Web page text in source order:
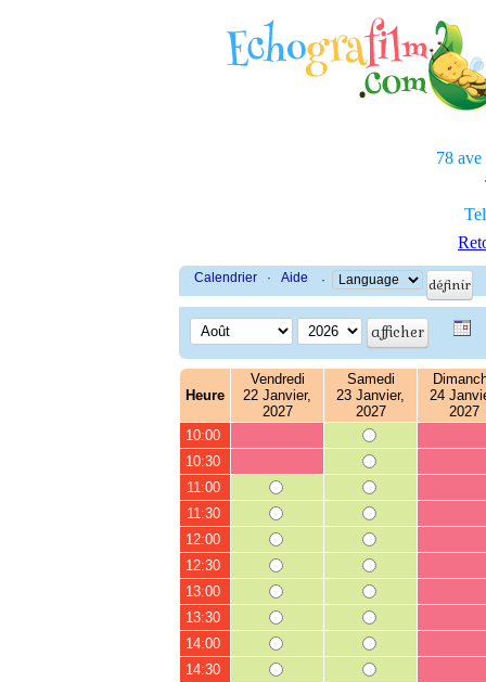
78 ave
Calendrier · Aide ·
Heure
Vendredi
22 Janvier,
2027
Samedi
23 Janvier,
2027
24
2027
10:00
10:30
11:00
11:30
12:00
12:30
13:00
13:30
14:00
14:30